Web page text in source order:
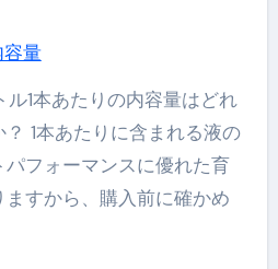
容量
1本あたりに含まれる液の
フォーマンスに優れた育
すから、購入前に確かめ